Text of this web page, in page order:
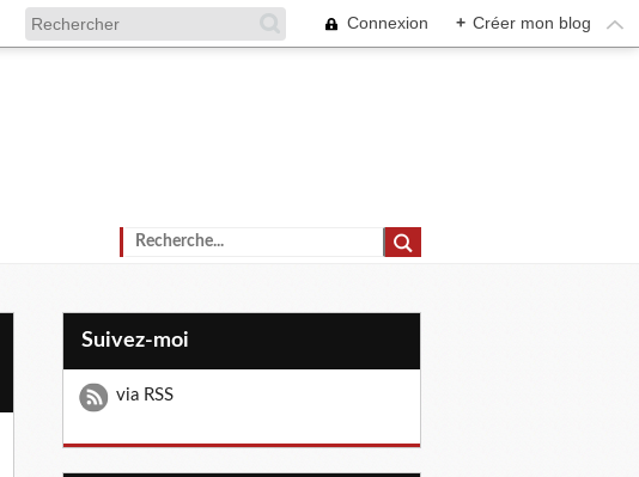
Connexion + Créer mon blog
Suivez-moi
via RSS